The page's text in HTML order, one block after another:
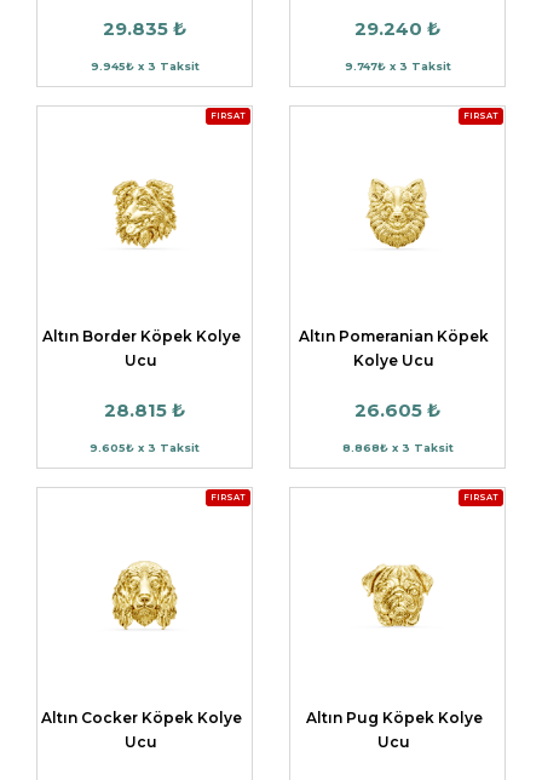
29.835 ₺
9.945₺ x 3 Taksit
29.240 ₺
9.747₺ x 3 Taksit
FIRSAT
Altın Border Köpek Kolye
Ucu
28.815 ₺
9.605₺ x 3 Taksit
FIRSAT
Altın Pomeranian Köpek
Kolye Ucu
26.605 ₺
8.868₺ x 3 Taksit
FIRSAT
Altın Cocker Köpek Kolye
Ucu
FIRSAT
Altın Pug Köpek Kolye
Ucu